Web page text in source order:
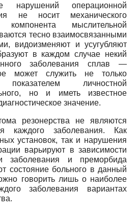
нарушений операционной
не носит механического
мыслительной
тесно взаимосвязанными
видоизменяют и усугубляют
в каждом случае некий
заболевания сплав —
может служить не только
показателем личностной
но и иметь известное
значение.
резонерства не являются
каждого заболевания. Как
установок, так и нарушения
варьируют в зависимости
заболевания и преморбида
состояние больного в данный
говорить лишь о наиболее
заболевания вариантах